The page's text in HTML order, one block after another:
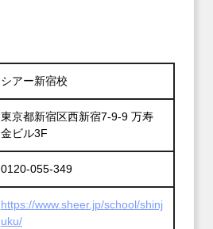
シアー新宿校
東京都新宿区西新宿7-9-9 万寿
金ビル3F
0120-055-349
https://www.sheer.jp/school/shinj
uku/